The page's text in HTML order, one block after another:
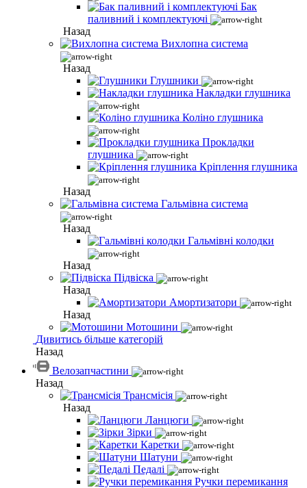
Бак
паливний і комплектуючі
Назад
Вихлопна система
Назад
Глушники
Накладки глушника
Коліно глушника
Прокладки
глушника
Кріплення глушника
Назад
Гальмівна система
Назад
Гальмівні колодки
Назад
Підвіска
Назад
Амортизатори
Назад
Мотошини
Дивитись більше категорій
Назад
Велозапчастини
Назад
Трансмісія
Назад
Ланцюги
Зірки
Каретки
Шатуни
Педалі
Ручки перемикання